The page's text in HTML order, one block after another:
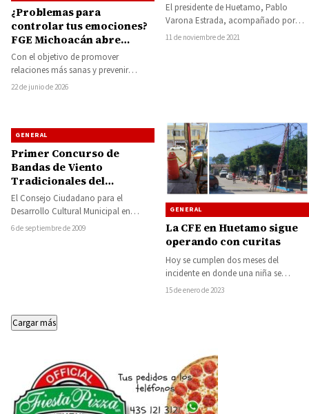
¿Problemas para
controlar tus emociones?
FGE Michoacán abre
espacio de apoyo para
hombres
Con el objetivo de promover
relaciones más sanas y prevenir
distintos tipos de violencia, la Fiscalía
22 de junio de 2026
El presidente de Huetamo, Pablo
Varona Estrada, acompañado por
regidores, funcionarios y ciudadanos,
11 de noviembre de 2021
GENERAL
Primer Concurso de
Bandas de Viento
Tradicionales del
municipio de San Lucas,
Michoacán.
El Consejo Ciudadano para el
Desarrollo Cultural Municipal en
coordinación con la Secretaría de
6 de septiembre de 2009
GENERAL
La CFE en Huetamo sigue
operando con curitas
Hoy se cumplen dos meses del
incidente en donde una niña se
quemó el pie al pisar un…
15 de enero de 2023
Cargar más